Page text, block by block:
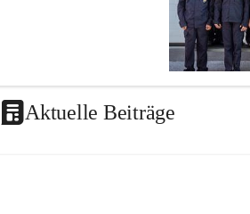
Aktuelle Beiträge